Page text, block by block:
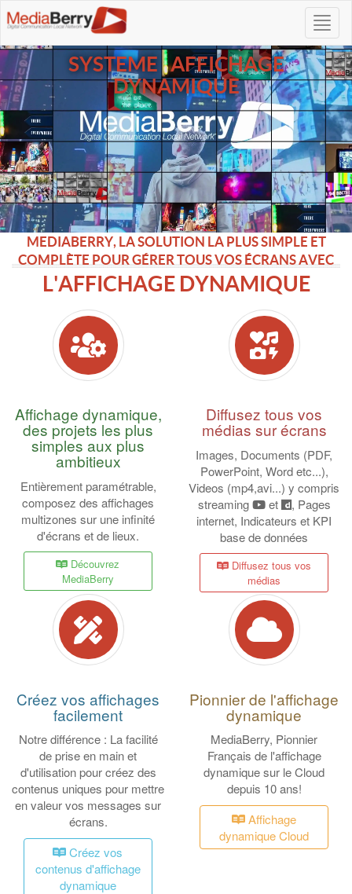
SYSTEME AFFICHAGE
DYNAMIQUE
MEDIABERRY, LA SOLUTION LA PLUS SIMPLE ET
COMPLÈTE POUR GÉRER TOUS VOS ÉCRANS AVEC
L'AFFICHAGE DYNAMIQUE
Affichage dynamique,
des projets les plus
simples aux plus
ambitieux
Entièrement paramétrable,
composez des affichages
multizones sur une infinité
d'écrans et de lieux.
Découvrez
MediaBerry
Diffusez tous vos
médias sur écrans
Images, Documents (PDF,
PowerPoint, Word etc...),
Videos (mp4,avi...) y compris
streaming
et
, Pages
internet, Indicateurs et KPI
base de données
Diffusez tous vos
médias
Créez vos affichages
facilement
Notre différence : La facilité
de prise en main et
d'utilisation pour créez des
contenus uniques pour mettre
en valeur vos messages sur
écrans.
Créez vos
contenus d'affichage
dynamique
Pionnier de l'affichage
dynamique
MediaBerry, Pionnier
Français de l'affichage
dynamique sur le Cloud
depuis 10 ans!
Affichage
dynamique Cloud